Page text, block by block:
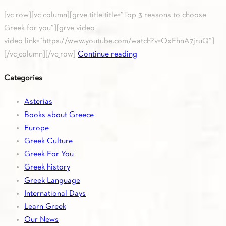
[vc_row][vc_column][grve_title title=”Top 3 reasons to choose
Greek for you”][grve_video
video_link=”https://www.youtube.com/watch?v=OxFhnA7jruQ”]
[/vc_column][/vc_row] Continue reading
Categories
Asterias
Books about Greece
Europe
Greek Culture
Greek For You
Greek history
Greek Language
International Days
Learn Greek
Our News